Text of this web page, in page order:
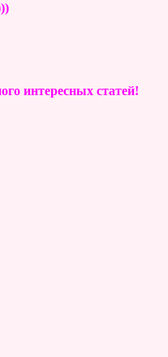
интересных статей!